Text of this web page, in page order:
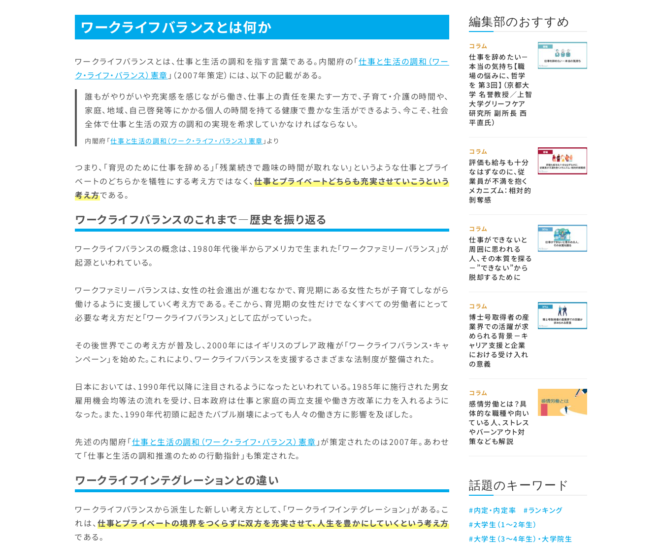
ワークライフバランスとは何か
ワークライフバランスとは、仕事と生活の調和を指す言葉である。内閣府の「仕事と生活の調和（ワー
ク・ライフ・バランス）憲章 」（2007年策定）には、以下の記載がある。
誰もがやりがいや充実感を感じながら働き、仕事上の責任を果たす一方で、子育て・介護の時間や、
家庭、地域、自己啓発等にかかる個人の時間を持てる健康で豊かな生活ができるよう、今こそ、社会
全体で仕事と生活の双方の調和の実現を希求していかなければならない。
内閣府「仕事と生活の調和（ワーク・ライフ・バランス）憲章 」より
つまり、「育児のために仕事を辞める」「残業続きで趣味の時間が取れない」というような仕事とプライ
ベートのどちらかを犠牲にする考え方ではなく、 仕事とプライベートどちらも充実させていこうという
考え方である。
ワークライフバランスのこれまで―歴史を振り返る
ワークライフバランスの概念は、1980年代後半からアメリカで生まれた「ワークファミリーバランス」が
起源といわれている。
ワークファミリーバランスは、女性の社会進出が進むなかで、育児期にある女性たちが子育てしながら
働けるように支援していく考え方である。そこから、育児期の女性だけでなくすべての労働者にとって
必要な考え方だと「ワークライフバランス」として広がっていった。
その後世界でこの考え方が普及し、2000年にはイギリスのブレア政権が「ワークライフバランス・キャ
ンペーン」を始めた。これにより、ワークライフバランスを支援するさまざまな法制度が整備された。
日本においては、1990年代以降に注目されるようになったといわれている。1985年に施行された男女
雇用機会均等法の流れを受け、日本政府は仕事と家庭の両立支援や働き方改革に力を入れるように
なった。また、1990年代初頭に起きたバブル崩壊によっても人々の働き方に影響を及ぼした。
先述の内閣府「仕事と生活の調和（ワーク・ライフ・バランス）憲章 」が策定されたのは2007年。あわせ
て「仕事と生活の調和推進のための行動指針」も策定された。
ワークライフインテグレーションとの違い
ワークライフバランスから派生した新しい考え方として、「ワークライフインテグレーション」がある。こ
れは、 仕事とプライベートの境界をつくらずに双方を充実させて、人生を豊かにしていくという考え方
である。
編集部のおすすめ
コラム
仕事を辞めたい－
本当の気持ち【職
場の悩みに、哲学
を 第3回】（京都大
学 名誉教授／上智
大学グリーフケア
研究所 副所長 西
平直氏）
コラム
評価も給与も十分
なはずなのに、従
業員が不満を抱く
メカニズム：相対的
剝奪感
コラム
仕事ができないと
周囲に思われる
人、その本質を探る
－”できない”から
脱却するために
コラム
博士号取得者の産
業界での活躍が求
められる背景－キ
ャリア支援と企業
における受け入れ
の意義
コラム
感情労働とは？具
体的な職種や向い
ている人、ストレス
やバーンアウト対
策なども解説
話題のキーワード
#内定・内定率
#ランキング
#大学生（1～2年生）
#大学生（3～4年生）・大学院生